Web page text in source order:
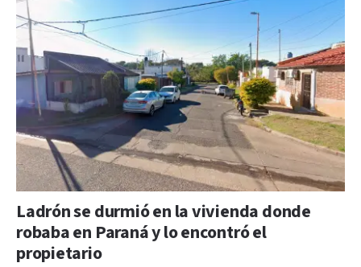
Ladrón se durmió en la vivienda donde
robaba en Paraná y lo encontró el
propietario